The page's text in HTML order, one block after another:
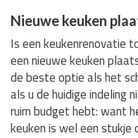
Nieuwe keuken
Is een keukenrenovatie
een nieuwe keuken
de beste optie als het
als u de huidige indeling
ruim budget hebt: want
keuken is wel een stukje